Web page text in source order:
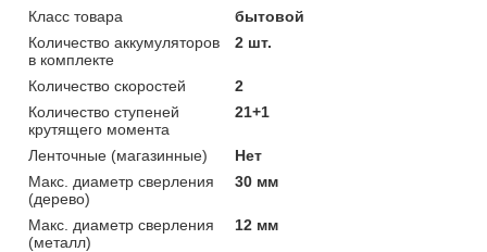
Класс товара
бытовой
Количество аккумуляторов
в комплекте
2 шт.
Количество скоростей
2
Количество ступеней
крутящего момента
21+1
Ленточные (магазинные)
Нет
Макс. диаметр сверления
(дерево)
30 мм
Макс. диаметр сверления
(металл)
12 мм